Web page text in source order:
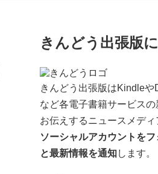
きんどう出張版
きんどう出張版はKindleや
など各電子書籍サービス
お伝えするニュースメデ
ソーシャルアカウントをフ
と最新情報を通知します。